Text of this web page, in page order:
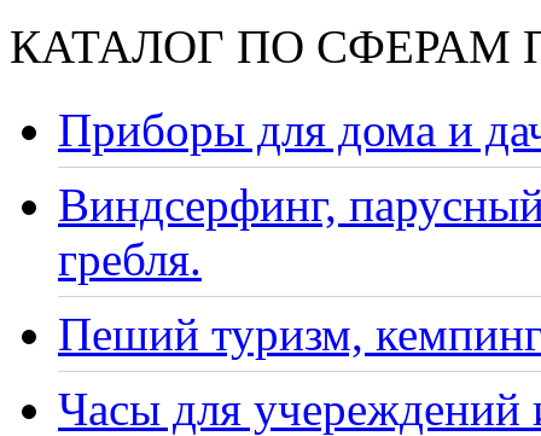
КАТАЛОГ ПО СФЕРАМ
Приборы для дома и
Виндсерфинг,
гребля.
Пеший туризм,
Часы для учереждений